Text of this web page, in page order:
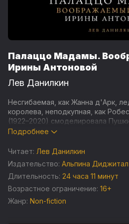
Палаццо Мадамы.
Ирины Антоновой
Лев Данилкин
Несгибаемая, как Жанна д'Арк,
королева, неподкупная, как
(1922–2020) смоделировала
и подобию. Эта аудиокнига –
главной героиней. Перебирая
женщина распорядилась своей
музейный и внемузейный мир – и
идеями превратила ее саму в
икону.
Подробнее
Читает: Лев Данилкин
Издательство: Альпина Диджитал
Длительность: 24 часа 11 минут
Возрастное ограничение: 16+
Жанр: Non-fiction